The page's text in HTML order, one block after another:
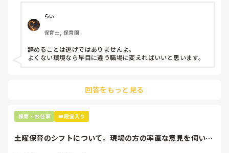
今で言う不適切保育も
仕方ないよね
もう何も言わずに
子どもの言いなりになればいいんだね
などいう意見で…
上の先生に相談することは難しそうです。
最後の職場にしようと思っていましたが
辞めることは逃げ、と、過去辞めた人も何年も言われ続けて
います
らい
保育士, 保育園
辞めることは逃げではありませんよ。
よくない環境なら早目に違う職場に変えればいいと思います。
回答をもっと見る
保育・お仕事 👑殿堂入り
土曜保育のシフトについて。現場の方の率直な意見を伺いた